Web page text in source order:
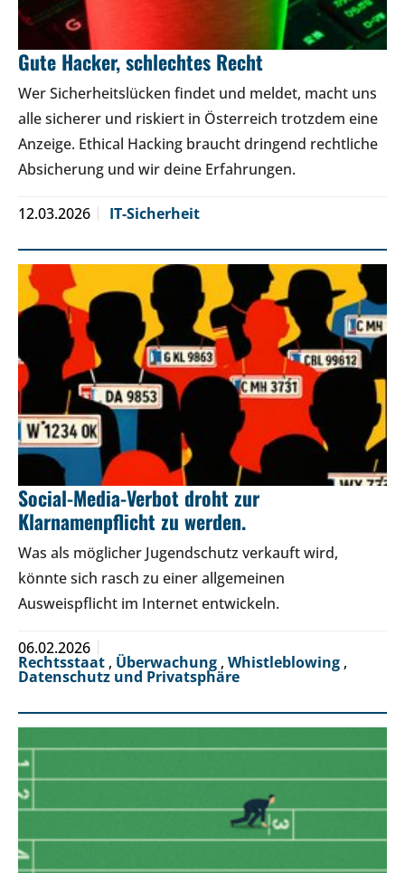
Gute Hacker, schlechtes Recht
Wer Sicherheitslücken findet und meldet, macht uns
alle sicherer und riskiert in Österreich trotzdem eine
Anzeige. Ethical Hacking braucht dringend rechtliche
Absicherung und wir deine Erfahrungen.
12.03.2026 IT-Sicherheit
Social-Media-Verbot droht zur
Klarnamenpflicht zu werden.
Was als möglicher Jugendschutz verkauft wird,
könnte sich rasch zu einer allgemeinen
Ausweispflicht im Internet entwickeln.
06.02.2026
Rechtsstaat , Überwachung , Whistleblowing ,
Datenschutz und Privatsphäre